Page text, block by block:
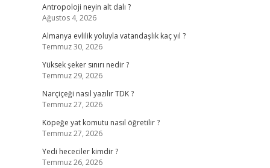
Antropoloji neyin alt dalı ?
Ağustos 4, 2026
Almanya evlilik yoluyla vatandaşlık kaç yıl ?
Temmuz 30, 2026
Yüksek şeker sınırı nedir ?
Temmuz 29, 2026
Narçiçeği nasıl yazılır TDK ?
Temmuz 27, 2026
Köpeğe yat komutu nasıl öğretilir ?
Temmuz 27, 2026
Yedi hececiler kimdir ?
Temmuz 26, 2026